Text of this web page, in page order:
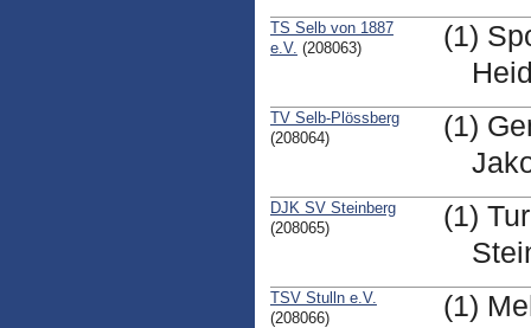
TS Selb von 1887
e.V. (208063)
(1)
TV Selb-Plössberg
(208064)
(1)
DJK SV Steinberg
(208065)
(1)
TSV Stulln e.V.
(208066)
(1)